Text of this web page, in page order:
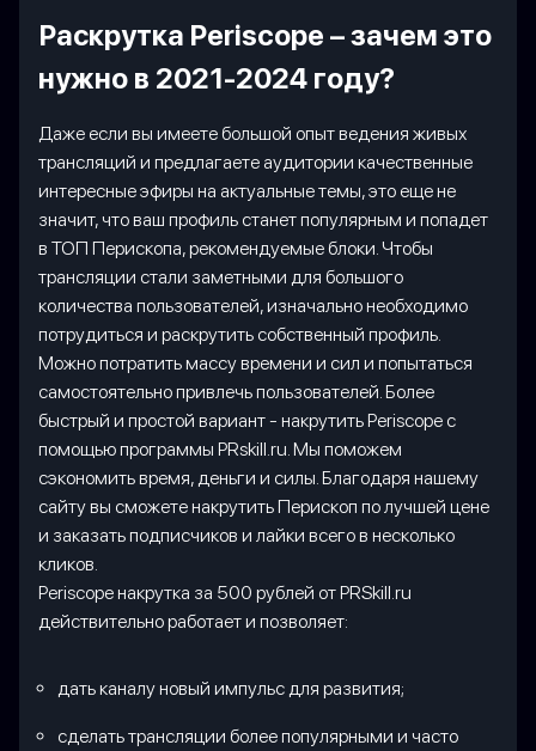
Раскрутка Periscope – зачем это
нужно в 2021-2024 году?
Даже если вы имеете большой опыт ведения живых
трансляций и предлагаете аудитории качественные
интересные эфиры на актуальные темы, это еще не
значит, что ваш профиль станет популярным и попадет
в ТОП Перископа, рекомендуемые блоки. Чтобы
трансляции стали заметными для большого
количества пользователей, изначально необходимо
потрудиться и раскрутить собственный профиль.
Можно потратить массу времени и сил и попытаться
самостоятельно привлечь пользователей. Более
быстрый и простой вариант - накрутить Periscope с
помощью программы PRskill.ru. Мы поможем
сэкономить время, деньги и силы. Благодаря нашему
сайту вы сможете накрутить Перископ по лучшей цене
и заказать подписчиков и лайки всего в несколько
кликов.
Periscope накрутка за 500 рублей от PRSkill.ru
действительно работает и позволяет:
дать каналу новый импульс для развития;
сделать трансляции более популярными и часто